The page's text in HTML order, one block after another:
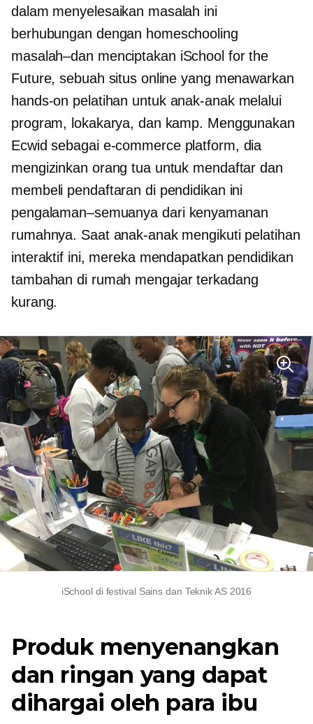
dalam menyelesaikan masalah ini
berhubungan dengan homeschooling
masalah–dan menciptakan iSchool for the
Future, sebuah situs online yang menawarkan
hands-on pelatihan untuk anak-anak melalui
program, lokakarya, dan kamp. Menggunakan
Ecwid sebagai e-commerceplatform, dia
mengizinkan orang tua untuk mendaftar dan
membeli pendaftaran di pendidikan ini
pengalaman–semuanya dari kenyamanan
rumahnya. Saat anak-anak mengikuti pelatihan
interaktif ini, mereka mendapatkan pendidikan
tambahandi rumah mengajar terkadang
kurang.
iSchool di festival Sains dan Teknik AS 2016
Produk menyenangkan
dan ringan yang dapat
dihargai oleh para ibu